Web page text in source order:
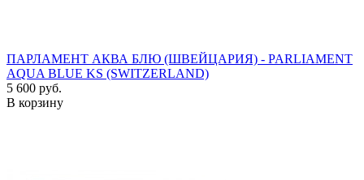
ПАРЛАМЕНТ АКВА БЛЮ (ШВЕЙЦАРИЯ) - PARLIAMENT
AQUA BLUE KS (SWITZERLAND)
5 600 руб.
В корзину